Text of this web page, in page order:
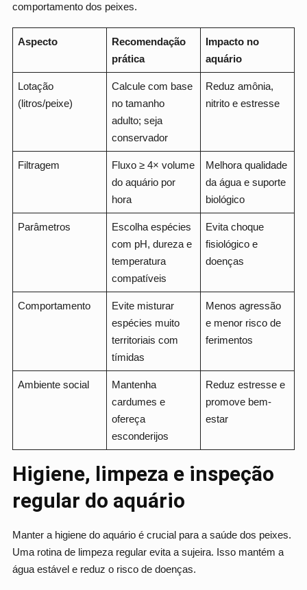
comportamento dos peixes.
Aspecto
Recomendação
prática
Impacto no
aquário
Lotação
(litros/peixe)
Calcule com base
no tamanho
adulto; seja
conservador
Reduz amônia,
nitrito e estresse
Filtragem
Fluxo ≥ 4× volume
do aquário por
hora
Melhora qualidade
da água e suporte
biológico
Parâmetros
Escolha espécies
com pH, dureza e
temperatura
compatíveis
Evita choque
fisiológico e
doenças
Comportamento
Evite misturar
espécies muito
territoriais com
tímidas
Menos agressão
e menor risco de
ferimentos
Ambiente social
Mantenha
cardumes e
ofereça
esconderijos
Reduz estresse e
promove bem-
estar
Higiene, limpeza e inspeção
regular do aquário
Manter a higiene do aquário é crucial para a saúde dos peixes.
Uma rotina de limpeza regular evita a sujeira. Isso mantém a
água estável e reduz o risco de doenças.